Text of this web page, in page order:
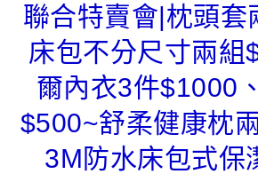
聯合特賣會|枕頭套
床包不分尺寸兩組
爾內衣3件$1000
$500~舒柔健康枕
3M防水床包式保